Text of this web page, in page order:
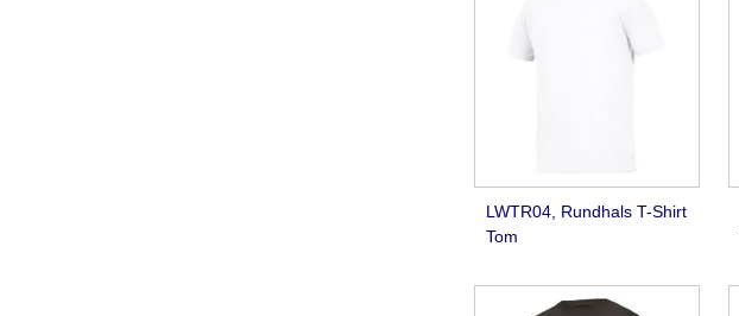
LWTR04, Rundhals T-Shirt
Tom